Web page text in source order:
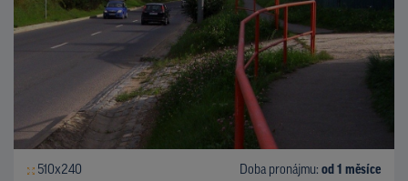
510x240 Doba pronájmu: od 1 měsíce